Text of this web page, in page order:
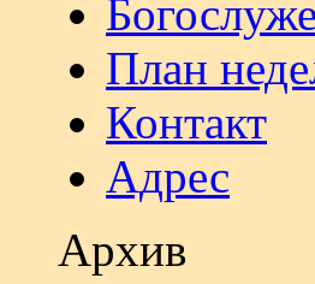
План
Контакт
Адрес
Архив